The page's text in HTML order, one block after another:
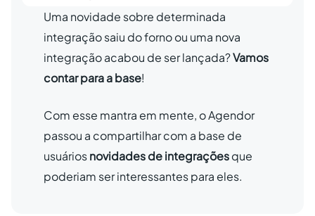
Uma novidade sobre determinada
integração saiu do forno ou uma nova
integração acabou de ser lançada?Vamos
contar para a base!
Com esse mantra em mente, o Agendor
passou a compartilhar com a base de
usuáriosnovidades de integraçõesque
poderiam ser interessantes para eles.